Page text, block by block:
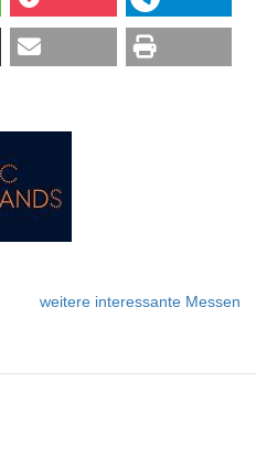
weitere interessante Messen